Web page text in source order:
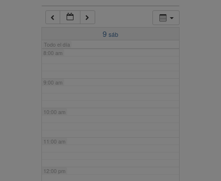
9 sáb
Todo el día
7:00 am
8:00 am
9:00 am
10:00 am
11:00 am
12:00 pm